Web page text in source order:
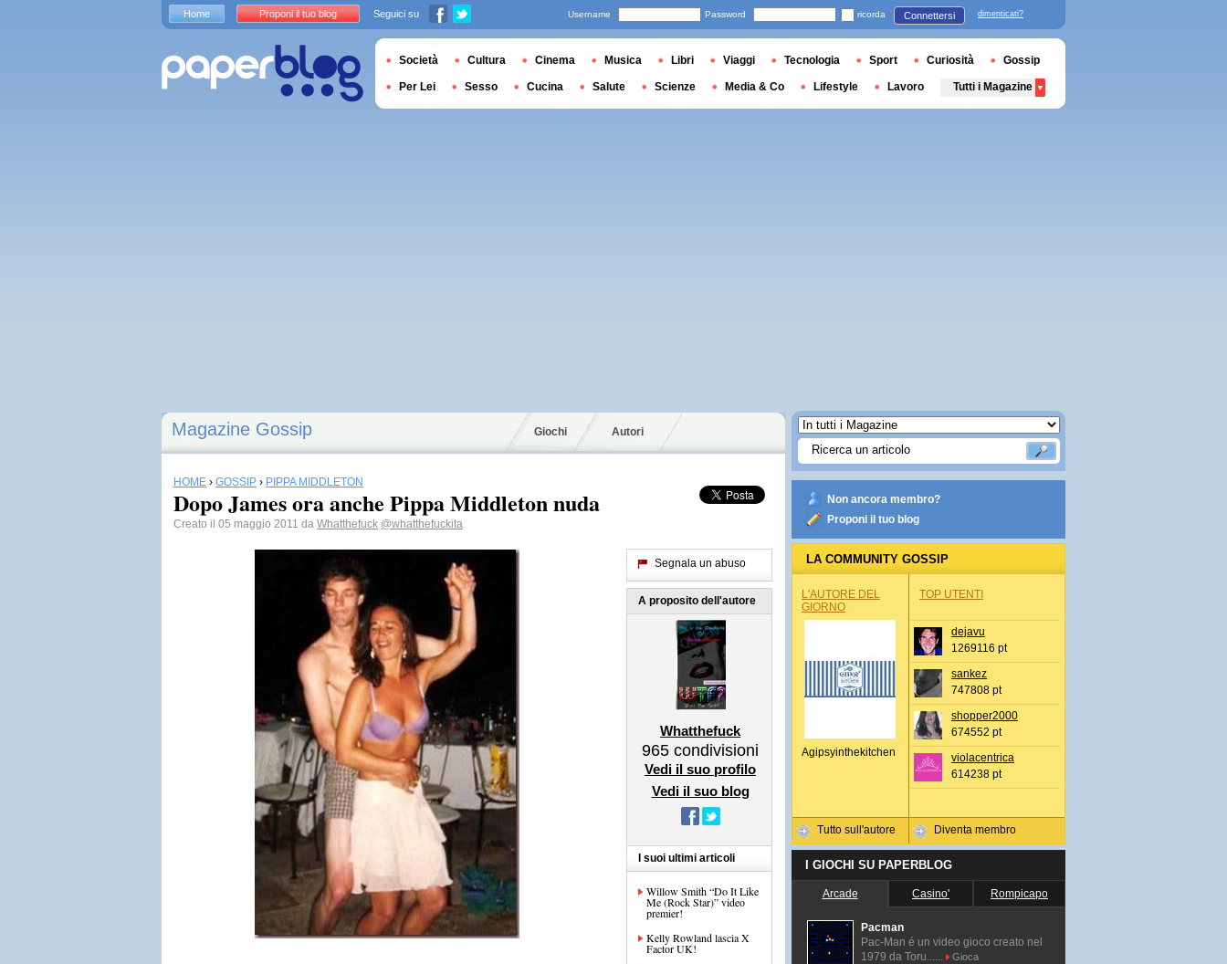
Magazine Gossip Giochi Autori
HOME › GOSSIP › PIPPA MIDDLETON
Dopo James ora anche Pippa Middleton nuda
Creato il 05 maggio 2011 da Whatthefuck @whatthefuckita
Segnala un abuso
A proposito dell'autore
Whatthefuck
965 condivisioni
Vedi il suo profilo
Vedi il suo blog
I suoi ultimi articoli
Willow Smith “Do It Like
Me (Rock Star)” video
premier!
Kelly Rowland lascia X
Factor UK!
Non ancora membro?
Proponi il tuo blog
LA COMMUNITY GOSSIP
L'AUTORE DEL
GIORNO
Agipsyinthekitchen
Tutto sull'autore
TOP UTENTI
dejavu
1269116 pt
sankez
747808 pt
shopper2000
674552 pt
violacentrica
614238 pt
Diventa membro
I GIOCHI SU PAPERBLOG
Arcade Casino' Rompicapo
Pacman
Pac-Man é un video gioco creato nel
1979 da Toru......
Gioca
Home Proponi il tuo blog Seguici su Username Password ricorda Connettersi dimenticati?
Società Cultura Cinema Musica Libri Viaggi Tecnologia Sport Curiosità Gossip
Per Lei Sesso Cucina Salute Scienze Media & Co Lifestyle Lavoro Tutti i Magazine